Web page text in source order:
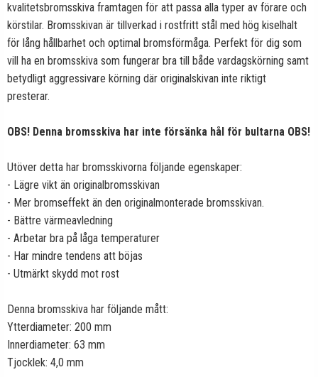
kvalitetsbromsskiva framtagen för att passa alla typer av förare och
körstilar. Bromsskivan är tillverkad i rostfritt stål med hög kiselhalt
för lång hållbarhet och optimal bromsförmåga. Perfekt för dig som
vill ha en bromsskiva som fungerar bra till både vardagskörning samt
betydligt aggressivare körning där originalskivan inte riktigt
presterar.
OBS! Denna bromsskiva har inte försänka hål för bultarna OBS!
Utöver detta har bromsskivorna följande egenskaper:
- Lägre vikt än originalbromsskivan
- Mer bromseffekt än den originalmonterade bromsskivan.
- Bättre värmeavledning
- Arbetar bra på låga temperaturer
- Har mindre tendens att böjas
- Utmärkt skydd mot rost
Denna bromsskiva har följande mått:
Ytterdiameter: 200 mm
Innerdiameter: 63 mm
Tjocklek: 4,0 mm